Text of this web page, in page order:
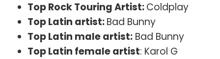
Top Rock Touring Artist:Coldplay
Top Latin artist:Bad Bunny
Top Latin male artist: Bad Bunny
Top Latin female artist: Karol G